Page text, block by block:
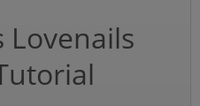
Lovenails